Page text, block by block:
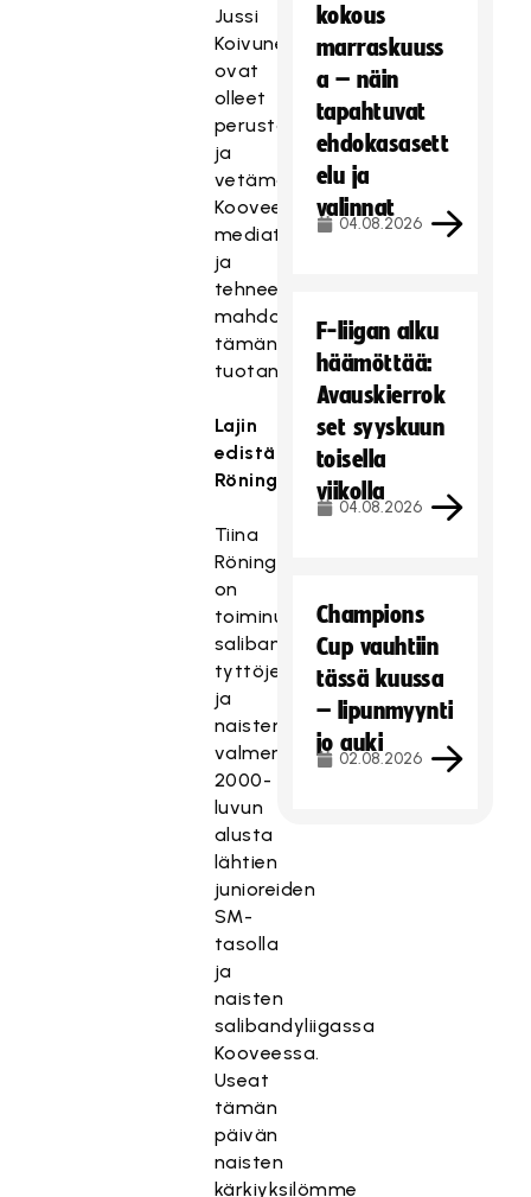
Jussi
Koivunen
ovat
olleet
perustamassa
ja
vetämässä
Kooveen
mediatiimiä
ja
tehneet
mahdolliseksi
tämän
tuotannon.
Lajin
edistämistyö: Tiina
Röning
Tiina
Röning
on
toiminut
salibandyn
tyttöjen
ja
naisten
valmentajana
2000-
luvun
alusta
lähtien
junioreiden
SM-
tasolla
ja
naisten
salibandyliigassa
Kooveessa.
Useat
tämän
päivän
naisten
kärkiyksilömme
kokous
marraskuuss
a – näin
tapahtuvat
ehdokasasett
elu ja
valinnat
04.08.2026
F-liigan alku
häämöttää:
Avauskierrok
set syyskuun
toisella
viikolla
04.08.2026
Champions
Cup vauhtiin
tässä kuussa
– lipunmyynti
jo auki
02.08.2026